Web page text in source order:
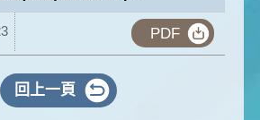
PDF
回上一頁